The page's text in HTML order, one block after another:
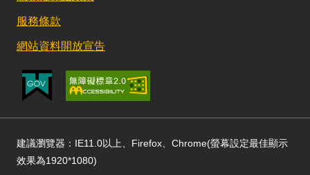
服務條款
網站資料開放宣告
建議瀏覽器：IE11.0以上、Firefox、Chrome(螢幕設定最佳顯示
效果為1920*1080)